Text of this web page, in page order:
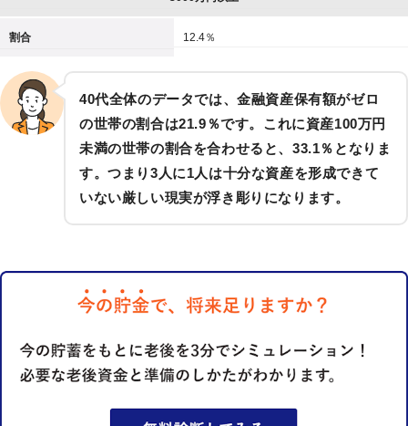
割合 12.4％
40代全体のデータでは、金融資産保有額がゼロ
の世帯の割合は21.9％です。これに資産100万円
未満の世帯の割合を合わせると、33.1％となりま
す。つまり3人に1人は十分な資産を形成できて
いない厳しい現実が浮き彫りになります。